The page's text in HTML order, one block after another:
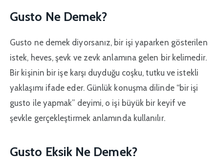
Gusto Ne Demek?
Gusto ne demek diyorsanız, bir işi yaparken gösterilen
istek, heves, şevk ve zevk anlamına gelen bir kelimedir.
Bir kişinin bir işe karşı duyduğu coşku, tutku ve istekli
yaklaşımı ifade eder. Günlük konuşma dilinde “bir işi
gusto ile yapmak” deyimi, o işi büyük bir keyif ve
şevkle gerçekleştirmek anlamında kullanılır.
Gusto Eksik Ne Demek?